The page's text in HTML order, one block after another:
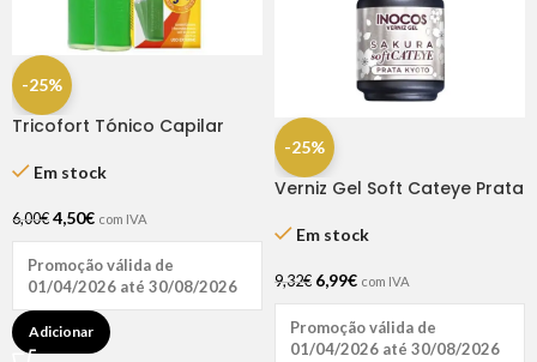
-25%
Tricofort Tónico Capilar
Em stock
6,00€ 4,50€ com IVA
Promoção válida de
01/04/2026 até 30/08/2026
Adicionar
-25%
Verniz Gel Soft Cateye Prata
Em stock
9,32€ 6,99€ com IVA
Promoção válida de
01/04/2026 até 30/08/2026